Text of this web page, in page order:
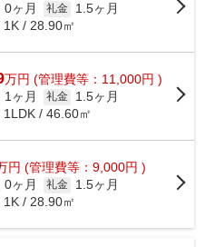
0ヶ月 礼金
1.5ヶ月
1K / 28.90㎡
万円 (管理費等：11,000円 )
1ヶ月 礼金
1.5ヶ月
1LDK / 46.60㎡
円 (管理費等：9,000円 )
0ヶ月 礼金
1.5ヶ月
1K / 28.90㎡